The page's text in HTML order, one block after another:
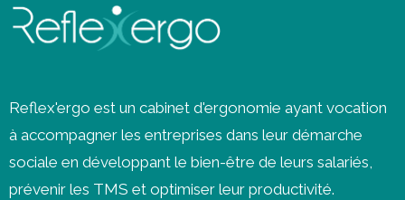
Reflex'ergo est un cabinet d'ergonomie ayant vocation
à accompagner les entreprises dans leur démarche
sociale en développant le bien-être de leurs salariés,
prévenir les TMS et optimiser leur productivité.